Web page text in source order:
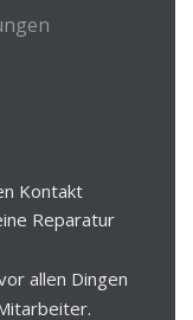
Kontakt
Reparatur
allen Dingen